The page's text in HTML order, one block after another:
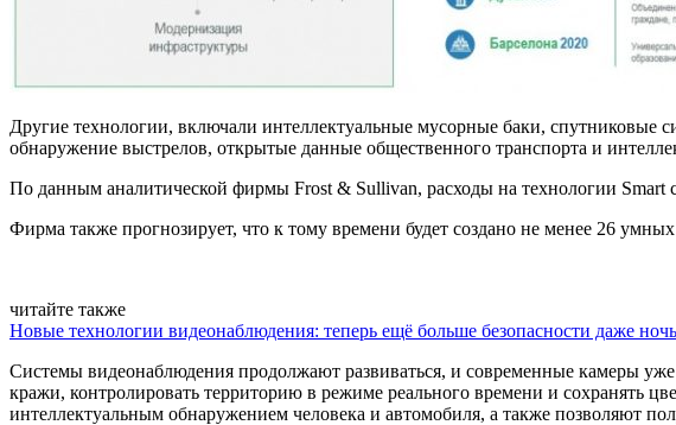
Другие технологии, включали интеллектуальные мусорные баки, спутниковые
обнаружение выстрелов, открытые данные общественного транспорта и
По данным аналитической фирмы Frost & Sullivan, расходы на технологии Smart
Фирма также прогнозирует, что к тому времени будет создано не менее 26
читайте также
Новые технологии видеонаблюдения: теперь ещё больше безопасности даже
Системы видеонаблюдения продолжают развиваться, и современные камеры
кражи, контролировать территорию в режиме реального времени и сохранять
интеллектуальным обнаружением человека и автомобиля, а также позволяют